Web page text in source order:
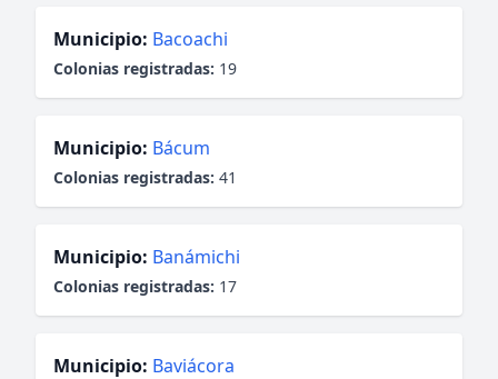
Municipio: Bacoachi
Colonias registradas: 19
Municipio: Bácum
Colonias registradas: 41
Municipio: Banámichi
Colonias registradas: 17
Municipio: Baviácora